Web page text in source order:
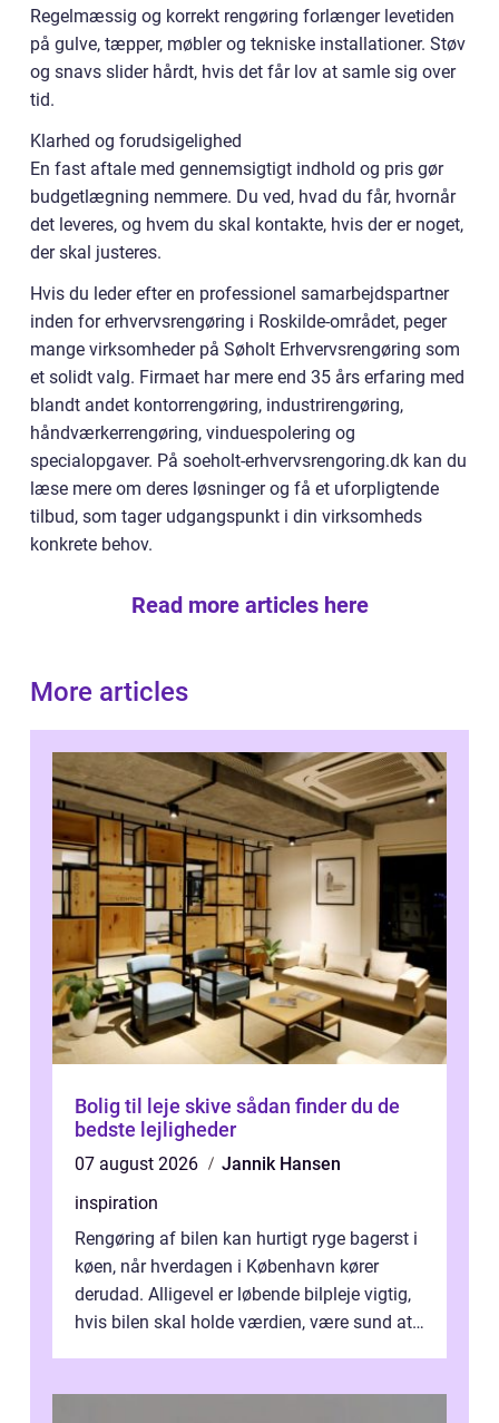
Regelmæssig og korrekt rengøring forlænger levetiden
på gulve, tæpper, møbler og tekniske installationer. Støv
og snavs slider hårdt, hvis det får lov at samle sig over
tid.
Klarhed og forudsigelighed
En fast aftale med gennemsigtigt indhold og pris gør
budgetlægning nemmere. Du ved, hvad du får, hvornår
det leveres, og hvem du skal kontakte, hvis der er noget,
der skal justeres.
Hvis du leder efter en professionel samarbejdspartner
inden for erhvervsrengøring i Roskilde-området, peger
mange virksomheder på Søholt Erhvervsrengøring som
et solidt valg. Firmaet har mere end 35 års erfaring med
blandt andet kontorrengøring, industrirengøring,
håndværkerrengøring, vinduespolering og
specialopgaver. På soeholt-erhvervsrengoring.dk kan du
læse mere om deres løsninger og få et uforpligtende
tilbud, som tager udgangspunkt i din virksomheds
konkrete behov.
Read more articles here
More articles
Bolig til leje skive sådan finder du de
bedste lejligheder
07 august 2026
Jannik Hansen
inspiration
Rengøring af bilen kan hurtigt ryge bagerst i
køen, når hverdagen i København kører
derudad. Alligevel er løbende bilpleje vigtig,
hvis bilen skal holde værdien, være sund at